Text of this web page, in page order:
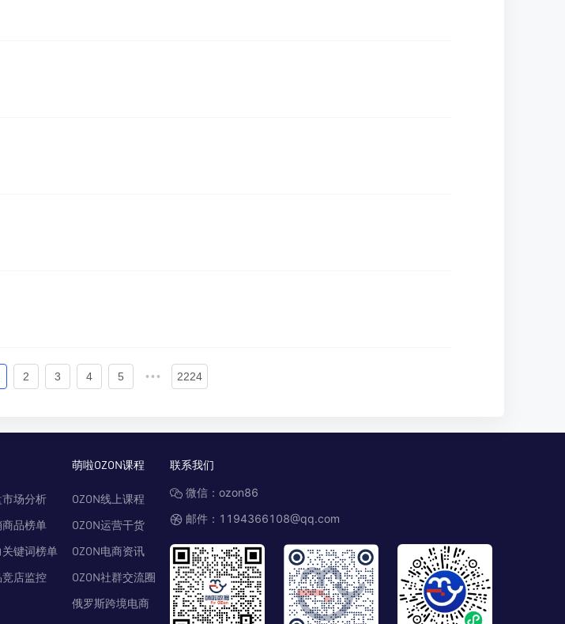
2 3 4 5 ••• 2224
市场分析
商品榜单
关键词榜单
竞店监控
萌啦OZON课程
OZON线上课程
OZON运营干货
OZON电商资讯
OZON社群交流圈
俄罗斯跨境电商
联系我们
微信：ozon86
邮件：1194366108@qq.com